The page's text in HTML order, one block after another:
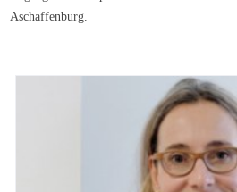
Aschaffenburg.